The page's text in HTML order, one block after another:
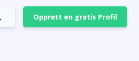
Opprett en gratis Profil